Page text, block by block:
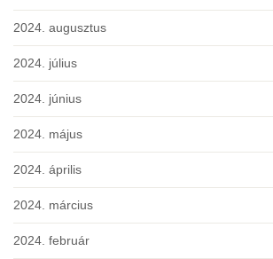
2024. augusztus
2024. július
2024. június
2024. május
2024. április
2024. március
2024. február